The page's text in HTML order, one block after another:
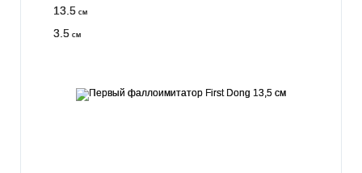
13.5 см
3.5 см